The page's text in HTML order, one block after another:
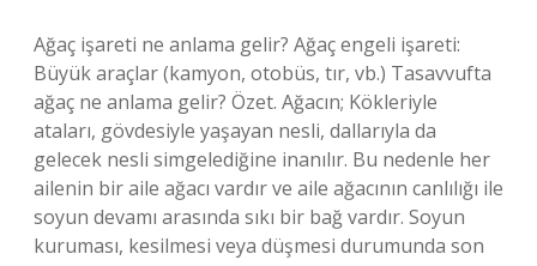
Ağaç işareti ne anlama gelir? Ağaç engeli işareti:
Büyük araçlar (kamyon, otobüs, tır, vb.) Tasavvufta
ağaç ne anlama gelir? Özet. Ağacın; Kökleriyle
ataları, gövdesiyle yaşayan nesli, dallarıyla da
gelecek nesli simgelediğine inanılır. Bu nedenle her
ailenin bir aile ağacı vardır ve aile ağacının canlılığı ile
soyun devamı arasında sıkı bir bağ vardır. Soyun
kuruması, kesilmesi veya düşmesi durumunda son